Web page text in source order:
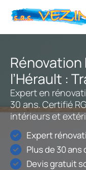
l’Hérault :
Expert en
30 ans. Certifié
intérieurs et
Expert
Plus de 30 ans
Devis gratuit